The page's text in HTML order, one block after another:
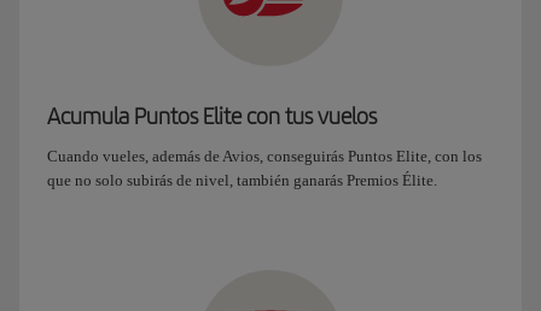
Acumula Puntos Elite con tus vuelos
Cuando vueles, además de Avios, conseguirás Puntos Elite, con los
que no solo subirás de nivel, también ganarás Premios Élite.